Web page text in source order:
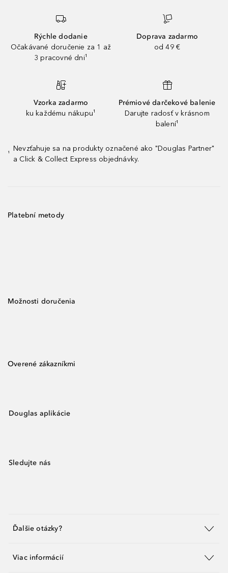
Rýchle dodanie
Očakávané doručenie za 1 až
3 pracovné dni¹
Doprava zadarmo
od 49 €
Vzorka zadarmo
ku každému nákupu¹
Prémiové darčekové balenie
Darujte radosť v krásnom
balení¹
¹
Nevzťahuje sa na produkty označené ako "Douglas Partner"
a Click & Collect Express objednávky.
Platební metody
Možnosti doručenia
Overené zákazníkmi
Douglas aplikácie
Sledujte nás
Ďalšie otázky?
Viac informácií